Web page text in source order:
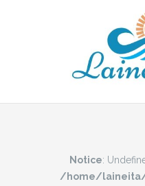
Notice:
/home/